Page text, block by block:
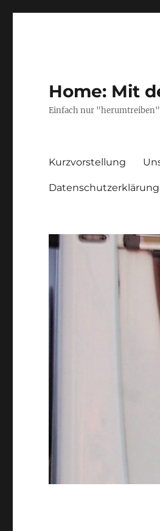
Home: Mit
Einfach nur
Kurzvorstellung
Datenschutzerklärung